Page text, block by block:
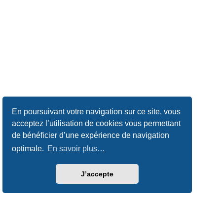
En poursuivant votre navigation sur ce site, vous
acceptez l’utilisation de cookies vous permettant
de bénéficier d’une expérience de navigation
optimale. En savoir plus…
J’accepte